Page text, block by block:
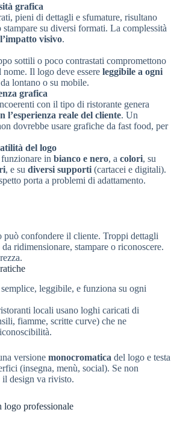
grafica
pieni di dettagli e sfumature, risultano
su diversi formati. La complessità
visivo.
sottili o poco contrastati compromettono
Il logo deve essere leggibile a ogni
lontano o su mobile.
grafica
con il tipo di ristorante genera
l’esperienza reale del cliente. Un
dovrebbe usare grafiche da fast food, per
del logo
in bianco e nero, a colori, su
, e su diversi supporti (cartacei e digitali).
porta a problemi di adattamento.
può confondere il cliente. Troppi dettagli
ridimensionare, stampare o riconoscere.
semplice, leggibile, e funziona su ogni
locali usano loghi caricati di
fiamme, scritte curve) che ne
versione monocromatica del logo e testa
(insegna, menù, social). Se non
design va rivisto.
professionale